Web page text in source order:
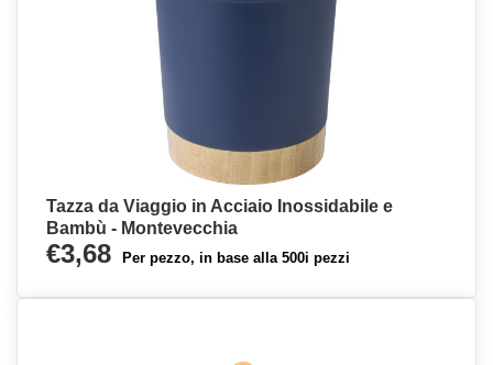
Tazza da Viaggio in Acciaio Inossidabile e
Bambù - Montevecchia
€3,68 Per pezzo, in base alla 500i pezzi